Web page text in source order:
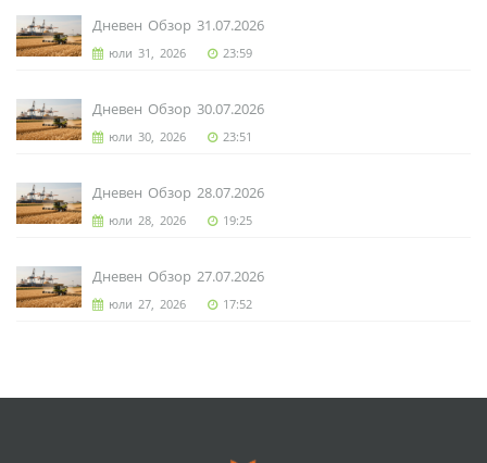
Дневен Обзор 31.07.2026
юли 31, 2026 23:59
Дневен Обзор 30.07.2026
юли 30, 2026 23:51
Дневен Обзор 28.07.2026
юли 28, 2026 19:25
Дневен Обзор 27.07.2026
юли 27, 2026 17:52